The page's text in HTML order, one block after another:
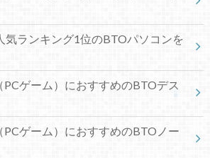
気ランキング1位のBTOパソコンを
ゲーム）におすすめのBTOデス
ゲーム）におすすめのBTOノー